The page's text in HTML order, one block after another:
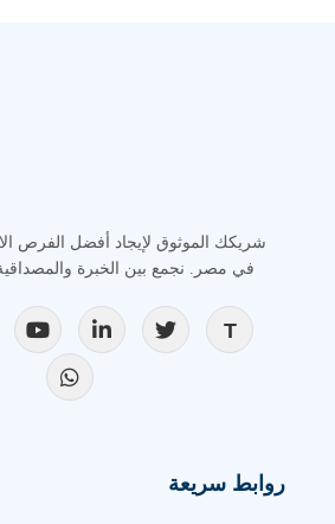
شريكك الموثوق لإيجاد أفضل الفرص
في مصر. نجمع بين الخبرة
روابط سريعة